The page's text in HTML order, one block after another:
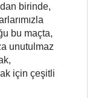
birinde,
bu maçta,
unutulmaz
için çeşitli